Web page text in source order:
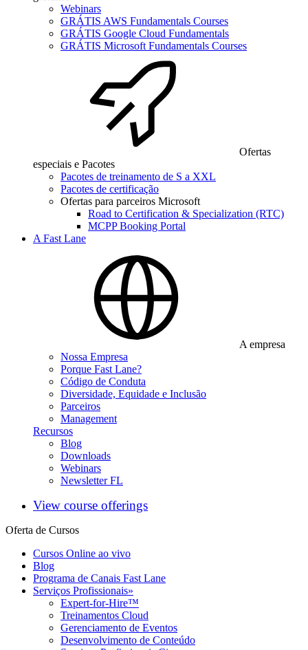
Webinars
GRÁTIS AWS Fundamentals Courses
GRÁTIS Google Cloud Fundamentals
GRÁTIS Microsoft Fundamentals Courses
Ofertas
especiais e Pacotes
Pacotes de treinamento de S a XXL
Pacotes de certificação
Ofertas para parceiros Microsoft
Road to Certification & Specialization (RTC)
MCPP Booking Portal
A Fast Lane
A empresa
Nossa Empresa
Porque Fast Lane?
Código de Conduta
Diversidade, Equidade e Inclusão
Parceiros
Management
Recursos
Blog
Downloads
Webinars
Newsletter FL
View course offerings
Oferta de Cursos
Cursos Online ao vivo
Blog
Programa de Canais Fast Lane
Serviços Profissionais»
Expert-for-Hire™
Treinamentos Cloud
Gerenciamento de Eventos
Desenvolvimento de Conteúdo